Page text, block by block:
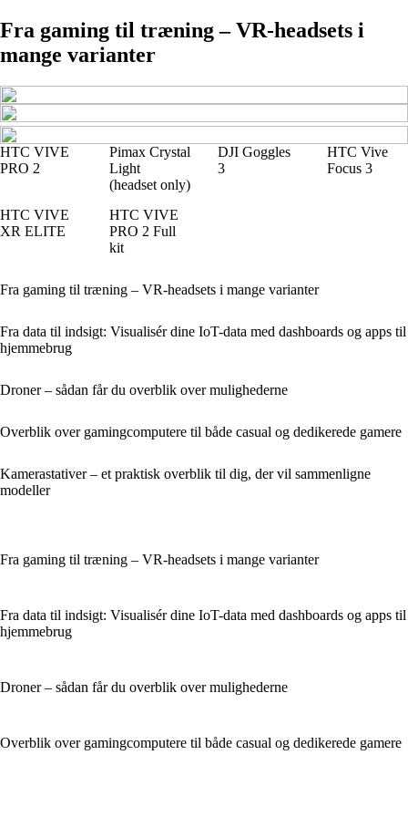
Fra gaming til træning – VR-headsets i
mange varianter
HTC VIVE
PRO 2
Pimax Crystal
Light
(headset only)
DJI Goggles
3
HTC Vive
Focus 3
HTC VIVE
XR ELITE
HTC VIVE
PRO 2 Full
kit
Fra gaming til træning – VR-headsets i mange varianter
Fra data til indsigt: Visualisér dine IoT-data med dashboards og apps til
hjemmebrug
Droner – sådan får du overblik over mulighederne
Overblik over gamingcomputere til både casual og dedikerede gamere
Kamerastativer – et praktisk overblik til dig, der vil sammenligne
modeller
Fra gaming til træning – VR-headsets i mange varianter
Fra data til indsigt: Visualisér dine IoT-data med dashboards og apps til
hjemmebrug
Droner – sådan får du overblik over mulighederne
Overblik over gamingcomputere til både casual og dedikerede gamere